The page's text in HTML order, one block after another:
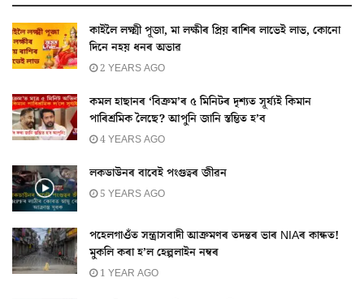
কাইলৈ লক্ষ্মী পূজা, মা লক্ষীৰ প্ৰিয় ৰাশিৰ লাভেই লাভ, কোনো
দিনে নহয় ধনৰ অভাৱ
2 YEARS AGO
কমল হাছানৰ ‘বিক্ৰম’ৰ ৫ মিনিটৰ দৃশ্যত সূৰ্য্যই কিমান
পাৰিশ্ৰমিক লৈছে? আপুনি জানি স্তম্ভিত হ’ব
4 YEARS AGO
লকডাউনৰ বাবেই পংগুত্বৰ জীৱন
5 YEARS AGO
পহেলগাওঁত সন্ত্ৰাসবাদী আক্ৰমণৰ তদন্তৰ ভাৰ NIAৰ কান্ধত!
মুকলি কৰা হ’ল হেল্পলাইন নম্বৰ
1 YEAR AGO